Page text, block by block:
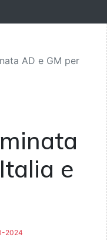
AD e GM per
e
2024